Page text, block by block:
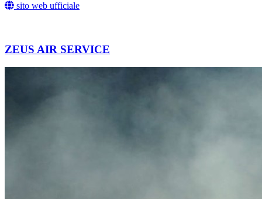
sito web ufficiale
ZEUS AIR SERVICE